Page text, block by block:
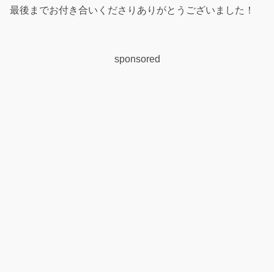
最後までお付き合いくださりありがとうございました！
sponsored